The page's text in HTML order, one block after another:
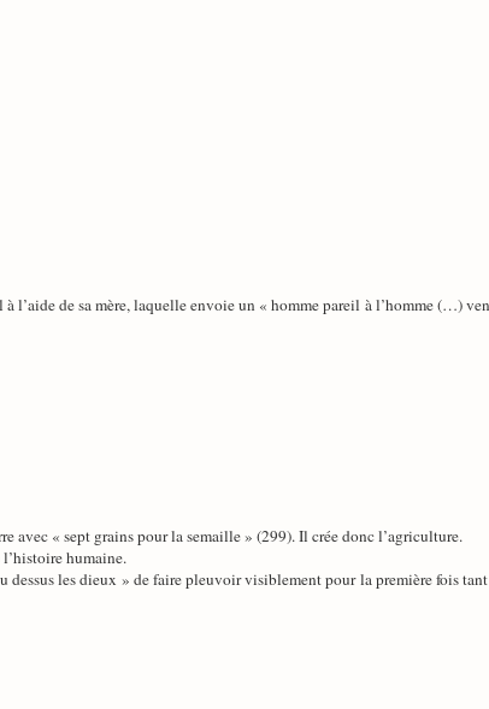
de sa mère, laquelle envoie un « homme pareil à l’homme (…)
avec « sept grains pour la semaille » (299). Il crée donc l’agriculture.
humaine.
les dieux » de faire pleuvoir visiblement pour la première fois